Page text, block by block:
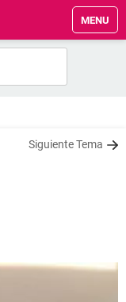
MENU
Siguiente Tema